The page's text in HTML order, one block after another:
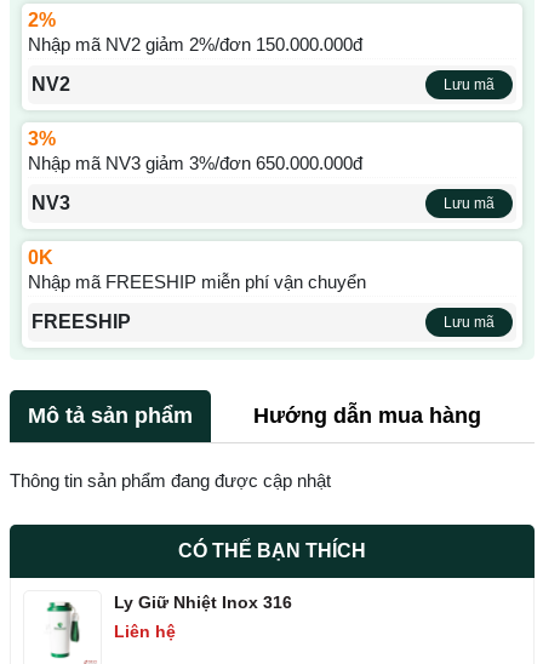
2%
Nhập mã NV2 giảm 2%/đơn 150.000.000đ
NV2
Lưu mã
3%
Nhập mã NV3 giảm 3%/đơn 650.000.000đ
NV3
Lưu mã
0K
Nhập mã FREESHIP miễn phí vận chuyển
FREESHIP
Lưu mã
Mô tả sản phẩm Hướng dẫn mua hàng
Thông tin sản phẩm đang được cập nhật
CÓ THỂ BẠN THÍCH
Ly Giữ Nhiệt Inox 316
Liên hệ